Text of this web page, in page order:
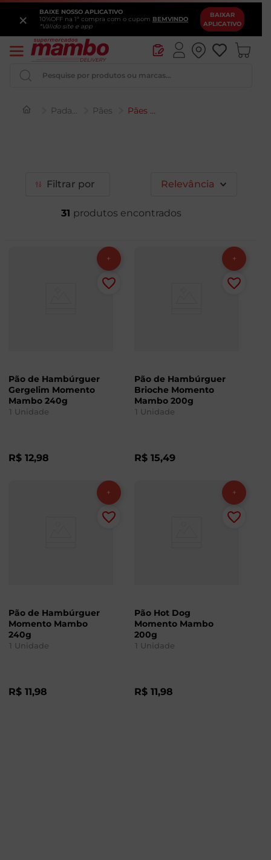
BAIXE NOSSO APLICATIVO
10%OFF na 1ª compra com o cupom BEMVINDO
*Válido site e app
BAIXAR
APLICATIVO
×
Pesquise por produtos ou marcas...
Padaria Pães Pães para Lanches
Filtrar Relevância
31
Pão de Hambúrguer
Gergelim Momento
Mambo 240g
1 Unidade
R$ 12,98
Pão de Hambúrguer
Brioche Momento
Mambo 200g
1 Unidade
R$ 15,49
Pão de Hambúrguer
Momento Mambo
240g
1 Unidade
R$ 11,98
Pão Hot Dog
Momento Mambo
200g
1 Unidade
R$ 11,98